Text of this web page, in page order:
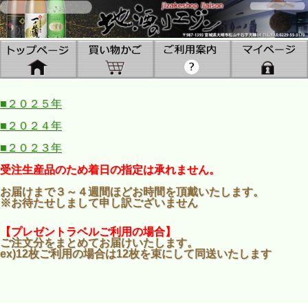
■２０２５年
■２０２４年
■２０２３年
受注生産品のため着日の指定は承れません。
お届けまで３～４週間ほどお時間を頂戴いたします。
※お待たせしまして申し訳ございません
【プレゼントラベルご利用の場合】
ご注文分をまとめてお届けいたします。
ex)12枚ご利用の場合は12枚を束にして同送いたします